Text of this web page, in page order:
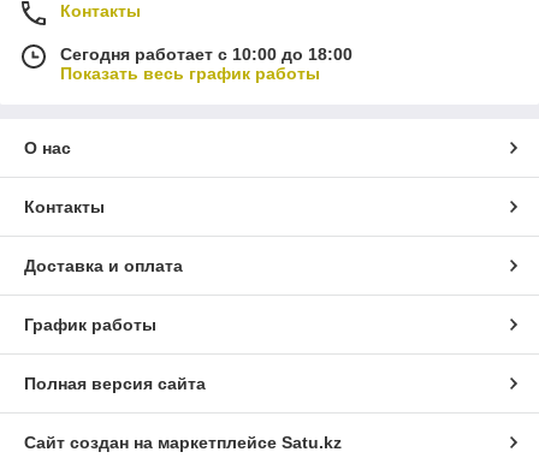
Контакты
Сегодня работает с 10:00 до 18:00
Показать весь график работы
О нас
Контакты
Доставка и оплата
График работы
Полная версия сайта
Сайт создан на маркетплейсе Satu.kz